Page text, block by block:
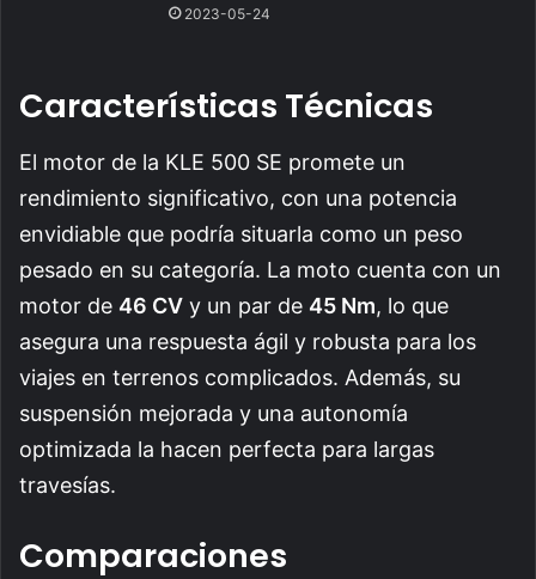
2023-05-24
Características Técnicas
El motor de la KLE 500 SE promete un
rendimiento significativo, con una potencia
envidiable que podría situarla como un peso
pesado en su categoría. La moto cuenta con un
motor de 46 CV y un par de 45 Nm, lo que
asegura una respuesta ágil y robusta para los
viajes en terrenos complicados. Además, su
suspensión mejorada y una autonomía
optimizada la hacen perfecta para largas
travesías.
Comparaciones